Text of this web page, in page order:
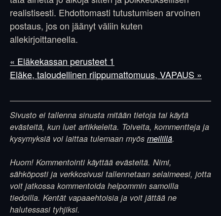
realistisesti. Ehdottomasti tutustumisen arvoinen
postaus, jos on jäänyt väliin kuten
allekirjoittaneella.
« Eläkekassan perusteet 1
Eläke, taloudellinen riippumattomuus, VAPAUS »
Sivusto ei tallenna sinusta mitään tietoja tai käytä
evästeitä, kun luet artikkeleita. Toiveita, kommentteja ja
kysymyksiä voi laittaa tulemaan myös meilillä.
Huom! Kommentointi käyttää evästeitä. Nimi,
sähköposti ja verkkosivusi tallennetaan selaimeesi, jotta
voit jatkossa kommentoida helpommin samoilla
tiedoilla. Kentät vapaaehtoisia ja voit jättää ne
halutessasi tyhjiksi.